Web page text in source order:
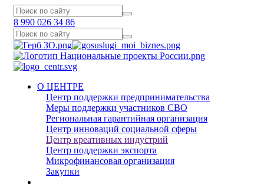
8 990 026 34 86
О ЦЕНТРЕ
Центр поддержки предпринимательства
Меры поддержки участников СВО
Региональная гарантийная организация
Центр инноваций социальной сферы
Центр креативных индустрий
Центр поддержки экспорта
Микрофинансовая организация
Закупки